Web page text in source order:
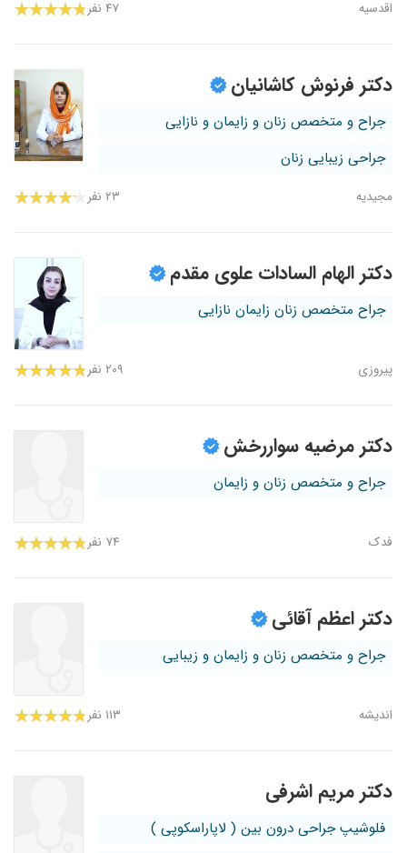
اقدسیه ۴۷ نفر
دکتر فرنوش کاشانیان
جراح و متخصص زنان و زایمان و نازایی
جراحی زیبایی زنان
مجیدیه ۲۳ نفر
دکتر الهام السادات علوی مقدم
جراح متخصص زنان زایمان نازایی
پیروزی ۲۰۹ نفر
دکتر مرضیه سواررخش
جراح و متخصص زنان و زایمان
فدک ۷۴ نفر
دکتر اعظم آقائی
جراح و متخصص زنان و زایمان و زیبایی
اندیشه ۱۱۳ نفر
دکتر مریم اشرفی
فلوشیپ جراحی درون بین ( لاپاراسکوپی )